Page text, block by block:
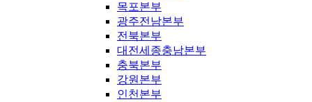
목포본부
광주전남본부
전북본부
대전세종충남본부
충북본부
강원본부
인천본부